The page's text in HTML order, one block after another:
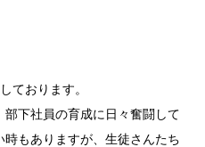
ております。
下社員の育成に日々奮闘して
もありますが、生徒さんたち